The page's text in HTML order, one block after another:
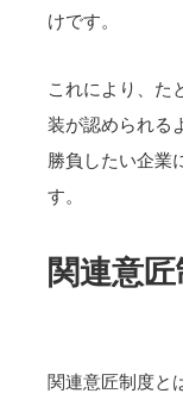
けです。
これにより、た
装が認められる
勝負したい企業
す。
関連意
関連意匠制度と